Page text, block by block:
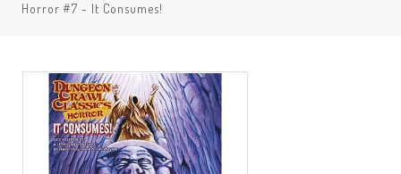
Horror #7 - It Consumes!